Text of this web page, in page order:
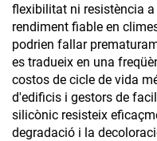
flexibilitat ni resistència
rendiment fiable en
podrien fallar
es tradueix en una
costos de cicle de vida
d'edificis i gestors de
silicònic resisteix
degradació i la